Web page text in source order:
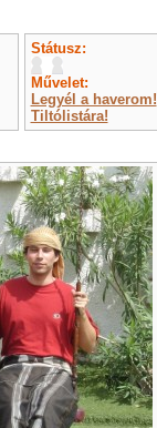
Státusz:
Művelet:
Legyél a haverom!
Tiltólistára!